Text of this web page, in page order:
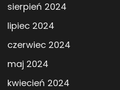
sierpień 2024
lipiec 2024
czerwiec 2024
maj 2024
kwiecień 2024